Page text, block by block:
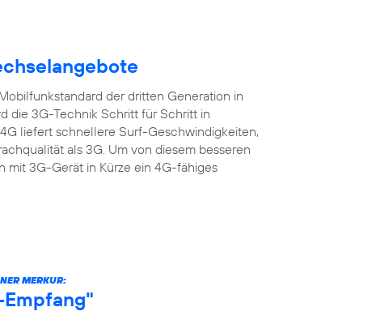
der dritten Generation in
die 3G-Technik Schritt für Schritt in
liefert schnellere Surf-Geschwindigkeiten,
als 3G. Um von diesem besseren
mit 3G-Gerät in Kürze ein 4G-fähiges
MERKUR: